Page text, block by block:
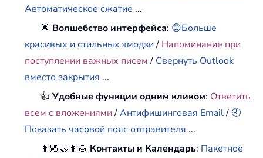
Автоматическое сжатие ...
🌟 Волшебство интерфейса: 😊Больше
красивых и стильных эмодзи/ Напоминание при
поступлении важных писем/ Свернуть Outlook
вместо закрытия ...
👍Удобные функции одним кликом: Ответить
всем с вложениями /Антифишинговая Email/ 🕘
Показать часовой пояс отправителя ...
👩🏼‍🤝‍👩🏻 Контакты и Календарь: Пакетное